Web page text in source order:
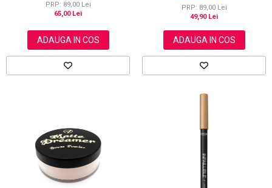
PRP: 89,00 Lei
65,00 Lei
ADAUGA IN COS
PRP: 89,00 Lei
49,90 Lei
ADAUGA IN COS